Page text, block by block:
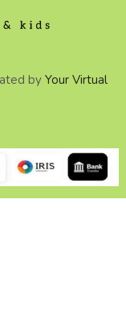
by Your Virtual